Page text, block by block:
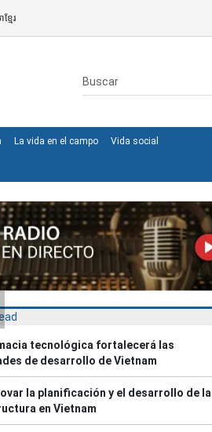
មែរ
La vida en el campo Vida social
tecnológica fortalecerá las
de desarrollo de Vietnam
la planificación y el desarrollo de la
en Vietnam